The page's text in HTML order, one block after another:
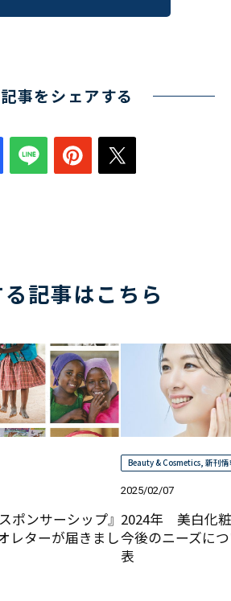
事をシェアする
記事はこちら
ポンサーシップ』
レターが届きまし
Beauty & Cosmetics,新刊
2025/02/07
2024年 美白化
今後のニーズに
表